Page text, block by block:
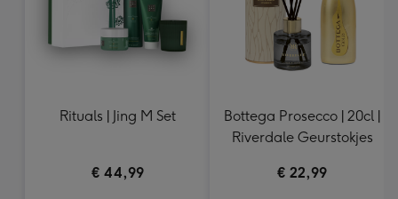
Rituals | Jing M Set
€ 44,99
Bottega Prosecco | 20cl |
Riverdale Geurstokjes
€ 22,99